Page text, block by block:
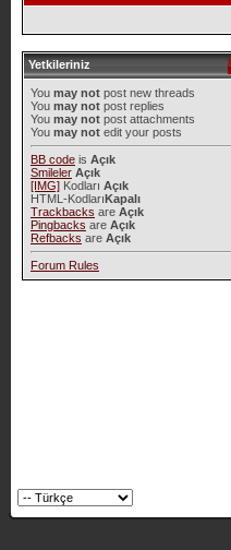
Yetkileriniz
You may notpost new threads
You may notpost replies
You may notpost attachments
You may notedit your posts
BB codeis Açık
Smileler Açık
[IMG]Kodları Açık
HTML-KodlarıKapalı
Trackbacks are Açık
Pingbacks are Açık
Refbacks are Açık
Forum Rules